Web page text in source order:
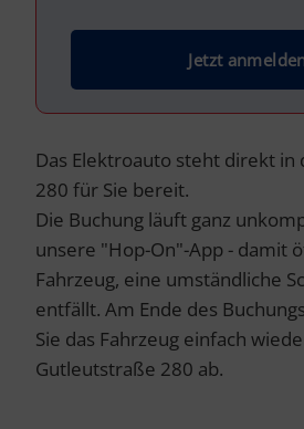
Jetzt
Das Elektroauto steht direkt
280 für Sie bereit.
Die Buchung läuft ganz
unsere "Hop-On"-App - damit
Fahrzeug, eine umständliche
entfällt. Am Ende des
Sie das Fahrzeug einfach
Gutleutstraße 280 ab.